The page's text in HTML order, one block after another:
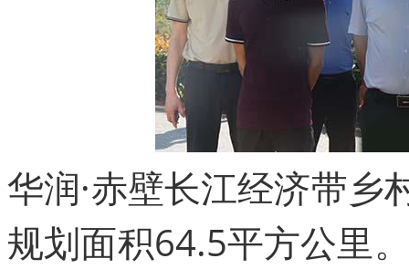
华润·赤壁长江经济带
规划面积64.5平方公里